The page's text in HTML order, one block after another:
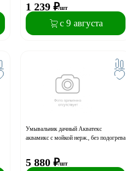
1 239 ₽/шт
с 9 августа
Умывальник дачный Акватекс
аквамикс с мойкой нерж., без подогрева
5 880 ₽/шт